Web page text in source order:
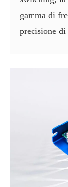
gamma di
precisione